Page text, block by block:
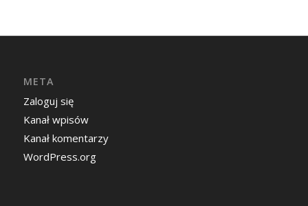
META
Zaloguj się
Kanał wpisów
Kanał komentarzy
WordPress.org